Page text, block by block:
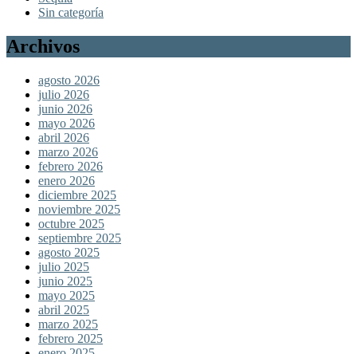
Sin categoría
Archivos
agosto 2026
julio 2026
junio 2026
mayo 2026
abril 2026
marzo 2026
febrero 2026
enero 2026
diciembre 2025
noviembre 2025
octubre 2025
septiembre 2025
agosto 2025
julio 2025
junio 2025
mayo 2025
abril 2025
marzo 2025
febrero 2025